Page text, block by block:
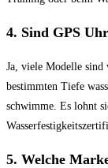
4. Sind GPS
Ja, viele Modelle ‌sind‍
bestimmten Tiefe
‌schwimme. Es lohnt‍
5. Welche